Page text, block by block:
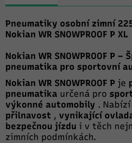
Pneumatiky osobní zimní
Nokian WR SNOWPROOF P XL
Nokian WR SNOWPROOF P
pneumatika pro sportovní
Nokian WR SNOWPROOF P je
pneumatika určená pro
výkonné automobily . Nabízí
přilnavost , vynikající
bezpečnou jízdu i v těch
zimních podmínkách.